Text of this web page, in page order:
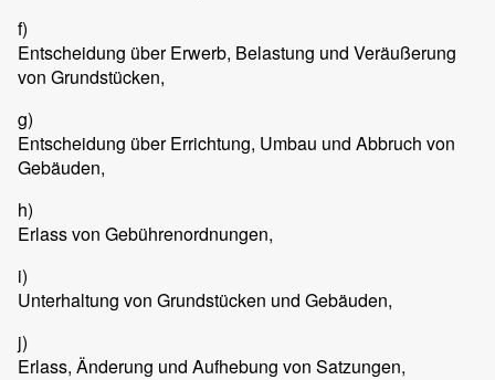
f)
Entscheidung über Erwerb, Belastung und Veräußerung
von Grundstücken,
g)
Entscheidung über Errichtung, Umbau und Abbruch von
Gebäuden,
h)
Erlass von Gebührenordnungen,
i)
Unterhaltung von Grundstücken und Gebäuden,
j)
Erlass, Änderung und Aufhebung von Satzungen,